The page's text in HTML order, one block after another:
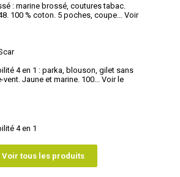
: marine brossé, coutures tabac.
100 % coton. 5 poches, coupe...
Voir
4 en 1 : parka, blouson, gilet sans
Jaune et marine. 100...
Voir le
4 en 1
Voir tous les produits